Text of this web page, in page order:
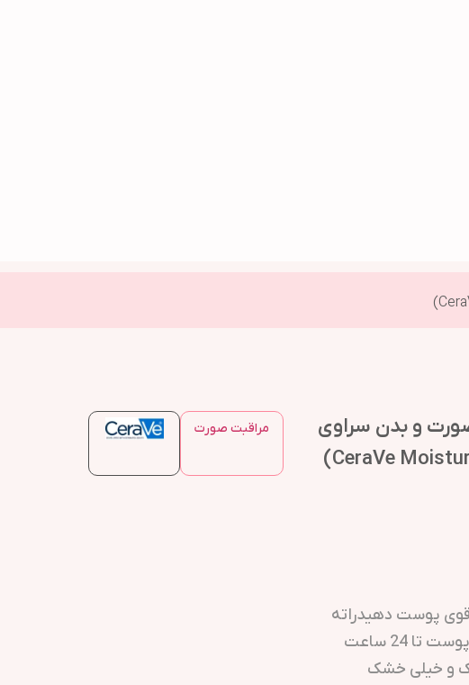
و بدن سراوی
مراقبت صورت
پوست دهیدراته
24 ساعت
و خیلی خشک